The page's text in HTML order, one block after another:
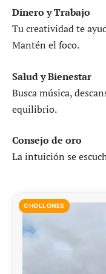
Dinero y Trabajo
Tu creatividad te
Mantén el foco.
Salud y Bienestar
Busca música,
equilibrio.
Consejo de oro
La intuición se
CHOLLONES